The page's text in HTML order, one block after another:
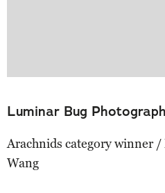
Luminar Bug
Arachnids category winner
Wang